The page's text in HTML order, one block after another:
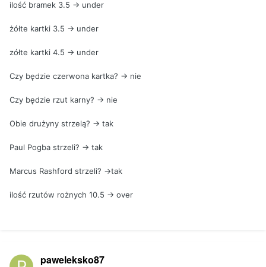
ilość bramek 3.5 -> under
żółte kartki 3.5 -> under
zółte kartki 4.5 -> under
Czy będzie czerwona kartka? -> nie
Czy będzie rzut karny? -> nie
Obie drużyny strzelą? -> tak
Paul Pogba strzeli? -> tak
Marcus Rashford strzeli? ->tak
ilość rzutów rożnych 10.5 -> over
paweleksko87